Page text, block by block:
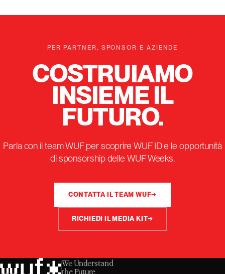
PER PARTNER, SPONSOR E AZIENDE
COSTRUIAMO
INSIEME IL
FUTURO.
Parla con il team WUF per scoprire WUF ID e le opportunità
di sponsorship delle WUF Weeks.
CONTATTA IL TEAM WUF→
RICHIEDI IL MEDIA KIT→
We Understand
the Future